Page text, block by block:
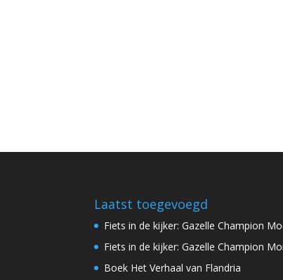
Laatst toegevoegd
Fiets in de kijker: Gazelle Champion
Fiets in de kijker: Gazelle Champion
Boek Het Verhaal van Flandria